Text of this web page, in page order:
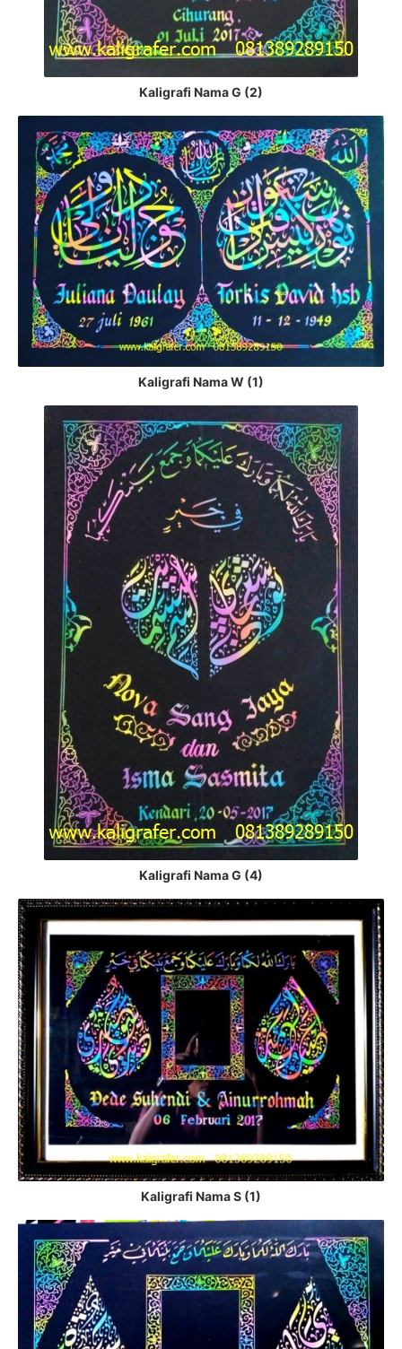
Kaligrafi Nama G (2)
Kaligrafi Nama W (1)
Kaligrafi Nama G (4)
Kaligrafi Nama S (1)